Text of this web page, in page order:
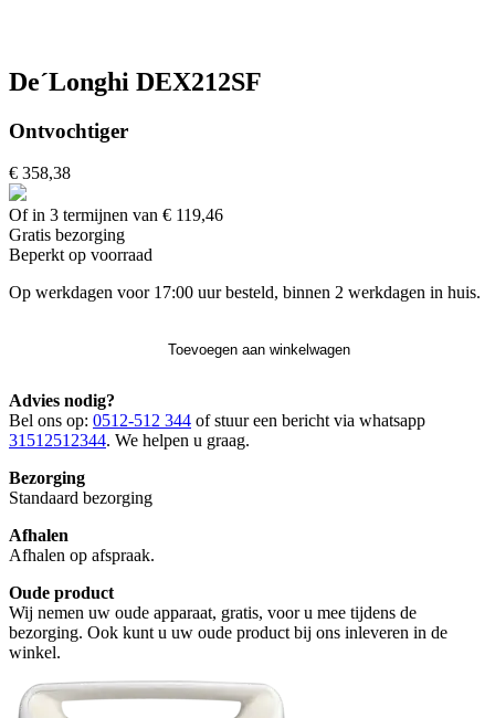
De´Longhi DEX212SF
Ontvochtiger
€ 358,38
Of in 3 termijnen van € 119,46
Gratis bezorging
Beperkt op voorraad
Op werkdagen voor 17:00 uur besteld, binnen 2 werkdagen in huis.
Toevoegen aan winkelwagen
Advies nodig?
Bel ons op: 0512-512 344 of stuur een bericht via whatsapp
31512512344. We helpen u graag.
Bezorging
Standaard bezorging
Afhalen
Afhalen op afspraak.
Oude product
Wij nemen uw oude apparaat, gratis, voor u mee tijdens de
bezorging. Ook kunt u uw oude product bij ons inleveren in de
winkel.